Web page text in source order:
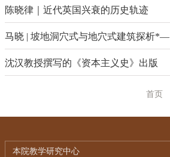
陈晓律｜近代英国兴衰的历史轨迹
沈汉教授撰写的《资本主义史》出版
首页
本院教学研究中心